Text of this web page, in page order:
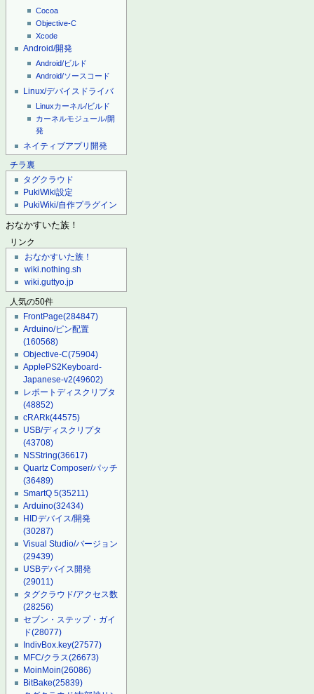
Cocoa
Objective-C
Xcode
Android/開発
Android/ビルド
Android/ソースコード
Linux/デバイスドライバ
Linuxカーネル/ビルド
カーネルモジュール/開
発
ネイティブアプリ開発
チラ裏
タグクラウド
PukiWiki設定
PukiWiki/自作プラグイン
おなかすいた族！
リンク
おなかすいた族！
wiki.nothing.sh
wiki.guttyo.jp
人気の50件
FrontPage(284847)
Arduino/ピン配置
(160568)
Objective-C(75904)
ApplePS2Keyboard-
Japanese-v2(49602)
レポートディスクリプタ
(48852)
cRARk(44575)
USB/ディスクリプタ
(43708)
NSString(36617)
Quartz Composer/パッチ
(36489)
SmartQ 5(35211)
Arduino(32434)
HIDデバイス/開発
(30287)
Visual Studio/バージョン
(29439)
USBデバイス開発
(29011)
タグクラウド/アクセス数
(28256)
セブン・ステップ・ガイ
ド(28077)
IndivBox.key(27577)
MFC/クラス(26673)
MoinMoin(26086)
BitBake(25839)